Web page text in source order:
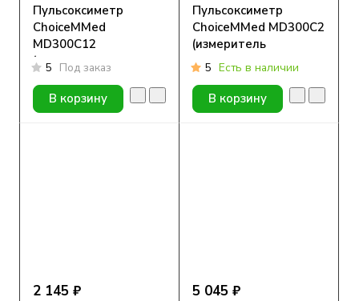
Пульсоксиметр
ChoiceMMed
MD300C12
(измеритель
содержания
кислорода в крови)
5 Под заказ
В корзину
Пульсоксиметр
ChoiceMMed MD300C2
(измеритель
содержания
кислорода в крови)
5 Есть в наличии
В корзину
2 145 ₽ 5 045 ₽